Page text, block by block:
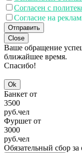
Согласен с
Согласие на
Отправить
Close
Ваше обращение
ближайшее время.
Спасибо!
Ok
Банкет от
3500
руб.чел
Фуршет от
3000
руб.чел
Обязательный сбор